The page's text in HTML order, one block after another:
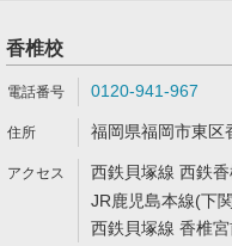
香椎校
0120-941-967
福岡県福岡市東区
西鉄貝塚線 西鉄
JR鹿児島本線(下
西鉄貝塚線 香椎